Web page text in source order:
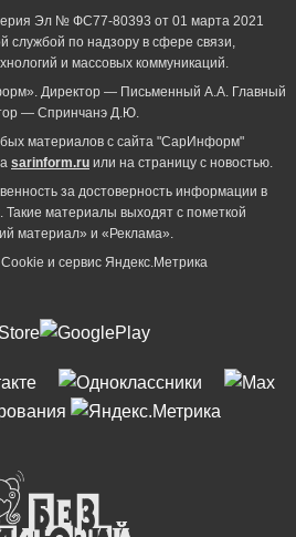
Эл № ФС77-80393 от 01 марта 2021
службой по надзору в сфере связи,
и массовых коммуникаций.
Директор — Письменный А.А. Главный
— Спринчанэ Д.Ю.
материалов с сайта "СарИнформ"
sarinform.ru или на страницу с новостью.
за достоверность информации в
материалы выходят с пометкой
материал» и «Реклама».
и сервиc Яндекс.Метрика